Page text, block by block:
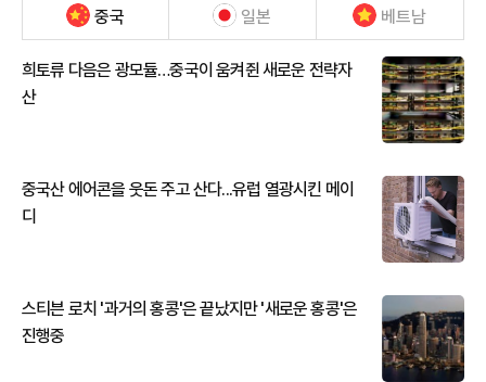
중국 일본 베트남
희토류 다음은 광모듈…중국이 움켜쥔 새로운 전략자
산
중국산 에어콘을 웃돈 주고 산다...유럽 열광시킨 메이
디
스티븐 로치 '과거의 홍콩'은 끝났지만 '새로운 홍콩'은
진행중